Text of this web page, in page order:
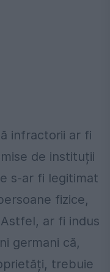
infractorii ar fi
de instituții
s-ar fi legitimat
fizice,
ar fi indus
germani că,
trebuie